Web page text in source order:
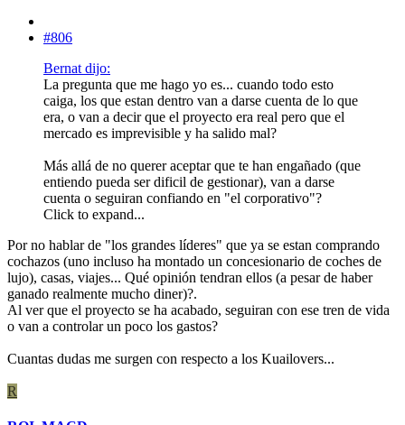
#806
Bernat dijo:
La pregunta que me hago yo es... cuando todo esto
caiga, los que estan dentro van a darse cuenta de lo que
era, o van a decir que el proyecto era real pero que el
mercado es imprevisible y ha salido mal?
Más allá de no querer aceptar que te han engañado (que
entiendo pueda ser dificil de gestionar), van a darse
cuenta o seguiran confiando en "el corporativo"?
Click to expand...
Por no hablar de "los grandes líderes" que ya se estan comprando
cochazos (uno incluso ha montado un concesionario de coches de
lujo), casas, viajes... Qué opinión tendran ellos (a pesar de haber
ganado realmente mucho diner)?.
Al ver que el proyecto se ha acabado, seguiran con ese tren de vida
o van a controlar un poco los gastos?
Cuantas dudas me surgen con respecto a los Kuailovers...
R